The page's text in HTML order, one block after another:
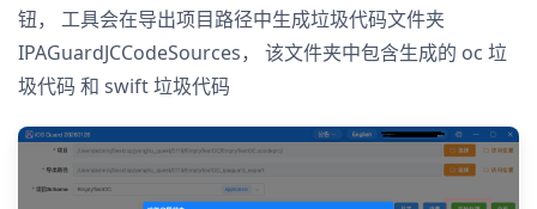
钮， 工具会在导出项目路径中生成垃圾代码文件夹
IPAGuardJCCodeSources， 该文件夹中包含生成的 oc 垃
圾代码 和 swift 垃圾代码